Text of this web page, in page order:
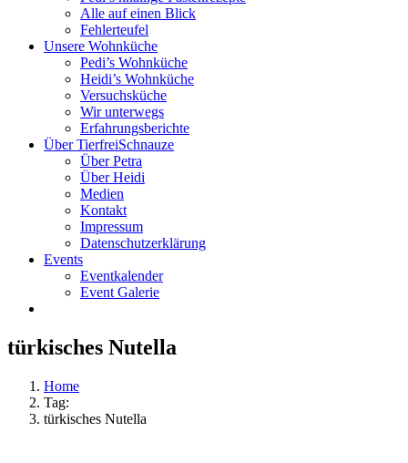
Alle auf einen Blick
Fehlerteufel
Unsere Wohnküche
Pedi’s Wohnküche
Heidi’s Wohnküche
Versuchsküche
Wir unterwegs
Erfahrungsberichte
Über TierfreiSchnauze
Über Petra
Über Heidi
Medien
Kontakt
Impressum
Datenschutzerklärung
Events
Eventkalender
Event Galerie
türkisches Nutella
Home
Tag:
türkisches Nutella